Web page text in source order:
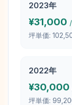
2023年
¥31,000
坪単価:
2022年
¥30,000
坪単価: